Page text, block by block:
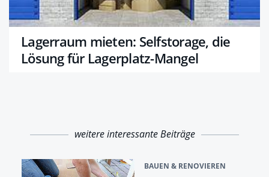
Lagerraum mieten: Selfstorage, die
Lösung für Lagerplatz-Mangel
weitere interessante Beiträge
BAUEN & RENOVIEREN